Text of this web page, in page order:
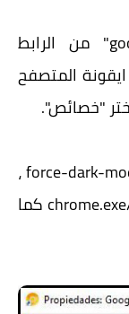
قم بتحميل "google Chtome Canary" من الرابط
المتصفح
"خصائص".
وفي خانة "المسار" يجب ان تضيف –force-dark-mode ،
وتذكر انه يجب عليك ترك مسافة بعد /chrome.exe كما